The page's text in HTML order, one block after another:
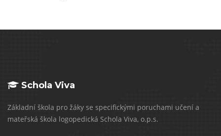
Schola Viva
Základní škola pro žáky se specifickými poruchami učení a
mateřská škola logopedická Schola Viva, o.p.s.